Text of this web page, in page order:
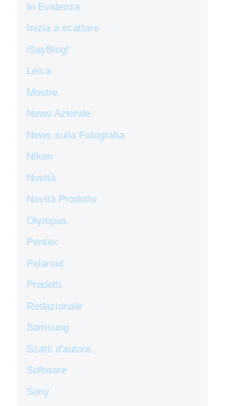
In Evidenza
Inizia a scattare
iSayBlog!
Leica
Mostre
News Aziende
News sulla Fotografia
Nikon
Novità
Novità Prodotto
Olympus
Pentax
Polaroid
Prodotti
Redazionale
Samsung
Scatti d'autore
Software
Sony